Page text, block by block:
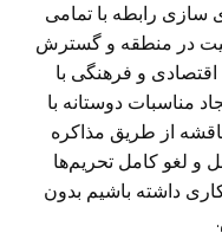
رابطه با تمامی
در منطقه و گسترش
و فرهنگی با
مناسبات دوستانه با
از طریق مذاکره
و لغو کامل تحریم‌ها
داشته باشیم بدون